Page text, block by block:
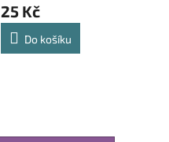
25 Kč
Do košíku